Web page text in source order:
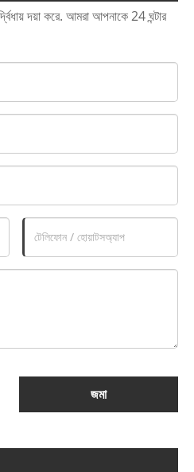
দয়া করে. আমরা আপনাকে 24 ঘন্টার
জমা